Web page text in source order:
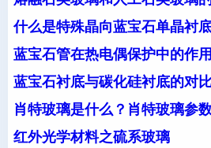
什么是特殊晶向蓝宝石单晶衬
蓝宝石管在热电偶保护中的作用
蓝宝石衬底与碳化硅衬底的对
肖特玻璃是什么？肖特玻璃参
红外光学材料之硫系玻璃